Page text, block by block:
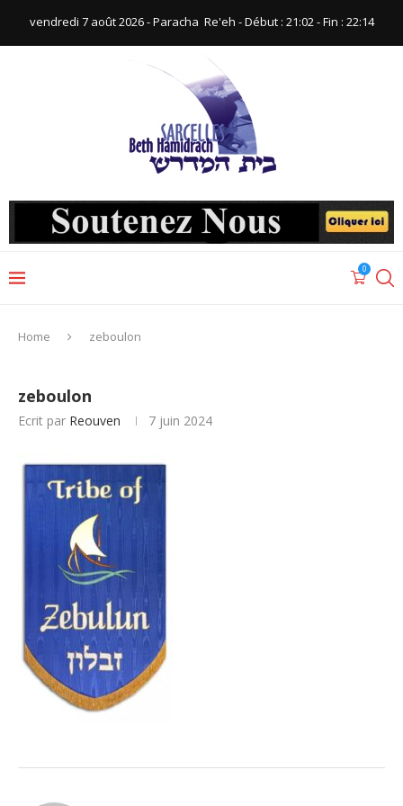
vendredi 7 août 2026 - Paracha ‪ Re'eh‬ - Début : 21:02‬ - Fin : ‪22:14‬
0
Home zeboulon
zeboulon
Ecrit par Reouven 7 juin 2024